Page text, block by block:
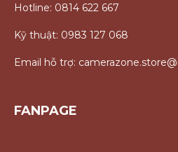
Hotline: 0814 622 667
Kỹ thuật: 0983 127 068
Email hỗ trợ:
FANPAGE